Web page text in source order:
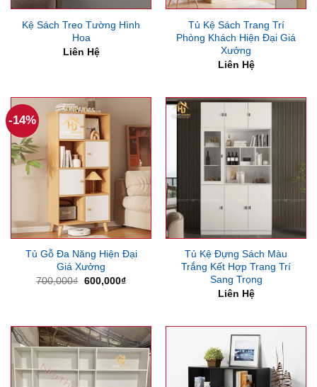
Kệ Sách Treo Tường Hình
Hoa
Liên Hệ
Tủ Kệ Sách Trang Trí
Phòng Khách Hiện Đại Giá
Xưởng
Liên Hệ
-14%
Tủ Gỗ Đa Năng Hiện Đại
Giá Xưởng
700,000₫ Giá
600,000₫Giá
Tủ Kệ Đựng Sách Màu
Trắng Kết Hợp Trang Trí
Sang Trọng
Liên Hệ